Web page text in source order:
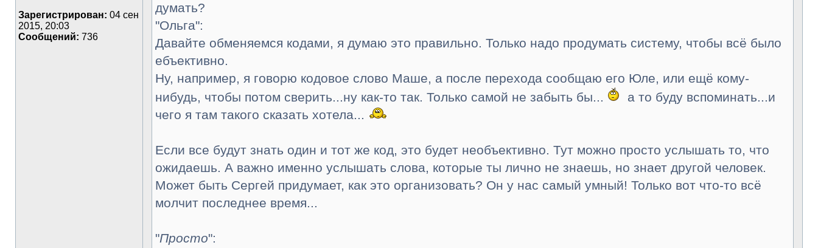
Зарегистрирован: 04 сен
2015, 20:03
Сообщений: 736
думать?
"Ольга":
Давайте обменяемся кодами, я думаю это правильно. Только надо продумать систему, чтобы всё было
ебъективно.
Ну, например, я говорю кодовое слово Маше, а после перехода сообщаю его Юле, или ещё кому-
нибудь, чтобы потом сверить...ну как-то так. Только самой не забыть бы...
а то буду вспоминать...и
чего я там такого сказать хотела...
Если все будут знать один и тот же код, это будет необъективно. Тут можно просто услышать то, что
ожидаешь. А важно именно услышать слова, которые ты лично не знаешь, но знает другой человек.
Может быть Сергей придумает, как это организовать? Он у нас самый умный! Только вот что-то всё
молчит последнее время...
"Просто":